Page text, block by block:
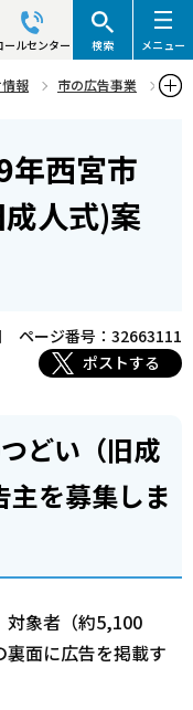
ールセンター 検索 メニュー
報
市の広告事業
年西宮市
人式)案
ページ番号：32663111
ポストする
どい（旧成
を募集しま
対象者（約5,100
面に広告を掲載す